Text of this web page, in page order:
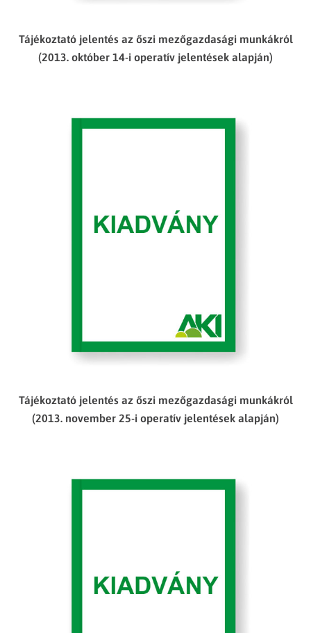
Tájékoztató jelentés az őszi mezőgazdasági munkákról
(2013. október 14-i operatív jelentések alapján)
Tájékoztató jelentés az őszi mezőgazdasági munkákról
(2013. november 25-i operatív jelentések alapján)